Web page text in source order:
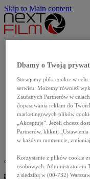
Skip to Main content
Produkcje własne
Dla szkół
Dla mediów
O nas
Kontakt
English
Dbamy o Twoją
Stosujemy pliki cookie w celu
serwisu. Możemy również
Zaufanych Partnerów w
dopasowania reklam do
marketingowych plików
„Akceptuję”. Jeżeli chcesz
Partnerów, kliknij „Ustawienia
w każdym momencie,
Korzystanie z plików cookie
osobowych. Administratorem
z siedzibą w (00-732)